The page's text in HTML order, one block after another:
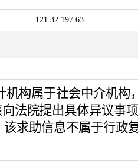
121.32.197.63
构属于社会中介机构
向法院提出具体异议事
该求助信息不属于行政